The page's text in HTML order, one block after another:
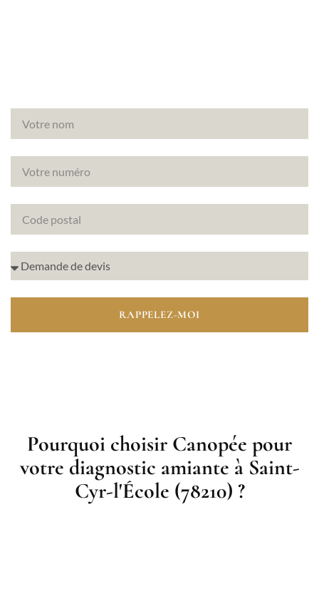
RAPPELEZ-MOI
Pourquoi choisir Canopée pour
votre diagnostic amiante à Saint-
Cyr-l'École (78210) ?